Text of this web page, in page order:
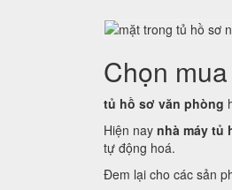
Chọn
tủ hồ sơ văn phòng
Hiện nay nhà máy tủ
tự động hoá.
Đem lại cho các sản